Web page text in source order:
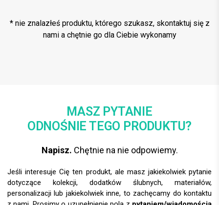
* nie znalazłeś produktu, którego szukasz, skontaktuj się z
nami a chętnie go dla Ciebie wykonamy
MASZ PYTANIE
ODNOŚNIE TEGO PRODUKTU?
Napisz. Chętnie na nie odpowiemy.
Jeśli interesuje Cię ten produkt, ale masz jakiekolwiek pytanie
dotyczące kolekcji, dodatków ślubnych, materiałów,
personalizacji lub jakiekolwiek inne, to zachęcamy do kontaktu